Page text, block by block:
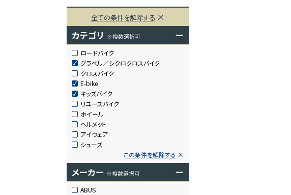
全ての条件を解除する
カテゴリ ※複数選択可 ー
ロードバイク
グラベル／シクロクロスバイク
クロスバイク
E-bike
キッズバイク
リユースバイク
ホイール
ヘルメット
アイウェア
シューズ
この条件を解除する
メーカー ※複数選択可 ー
ABUS